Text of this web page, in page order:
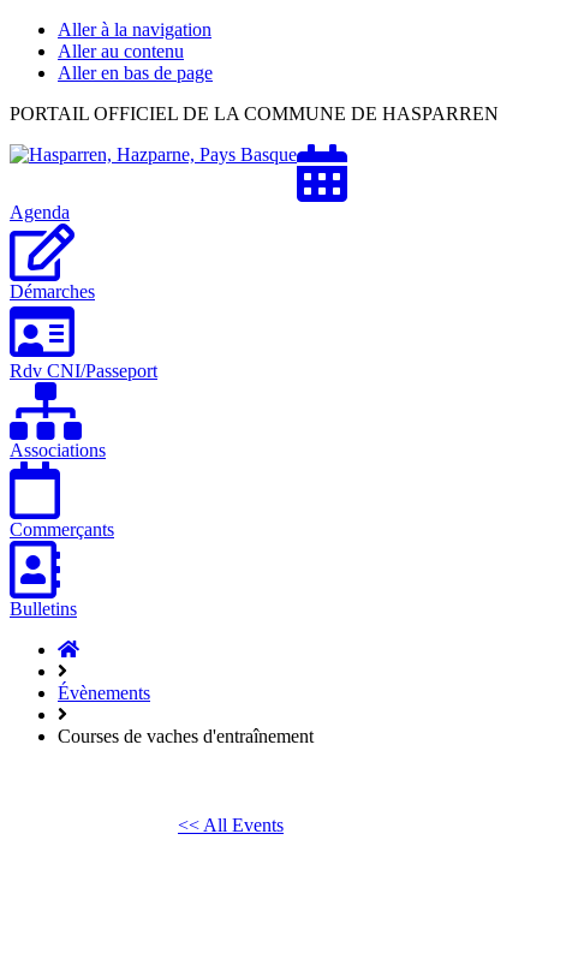
Aller à la navigation
Aller au contenu
Aller en bas de page
Hasparren,
Pays
PORTAIL OFFICIEL DE LA COMMUNE DE HASPARREN
Agenda
Démarches
Rdv CNI/Passeport
Associations
Commerçants
Bulletins
Accueil
Évènements
Courses de vaches d'entraînement
<< All Events